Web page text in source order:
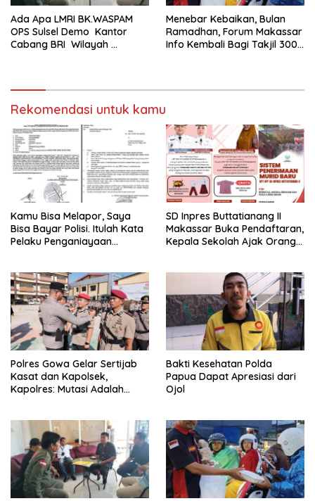
Ada Apa LMRI BK.WASPAM
OPS Sulsel Demo Kantor
Cabang BRI Wilayah
Menebar Kebaikan, Bulan
Ramadhan, Forum Makassar
Info Kembali Bagi Takjil 300
Rekomendasi untuk kamu
Kamu Bisa Melapor, Saya
Bisa Bayar Polisi. Itulah Kata
Pelaku Penganiayaan
Ini Belum Di Tangkap
SD Inpres Buttatianang II
Makassar Buka Pendaftaran,
Kepala Sekolah Ajak Orang
Polres Gowa Gelar Sertijab
Kasat dan Kapolsek,
Kapolres: Mutasi Adalah
Bakti Kesehatan Polda
Papua Dapat Apresiasi dari
Ojol